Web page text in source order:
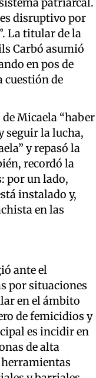
patriarcal.
disruptivo por
La titular de la
Carbó asumió
en pos de
cuestión de
Micaela “haber
seguir la lucha,
y repasó la
recordó la
por un lado,
instalado y,
en las
ante el
por situaciones
en el ámbito
de femicidios y
es incidir en
de alta